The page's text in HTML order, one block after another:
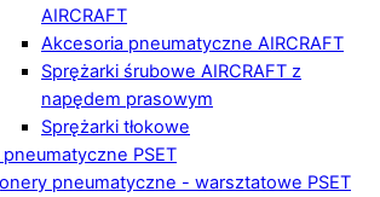
AIRCRAFT
Akcesoria pneumatyczne AIRCRAFT
Sprężarki śrubowe AIRCRAFT z
napędem prasowym
Sprężarki tłokowe
PSET
pneumatyczne - warsztatowe PSET